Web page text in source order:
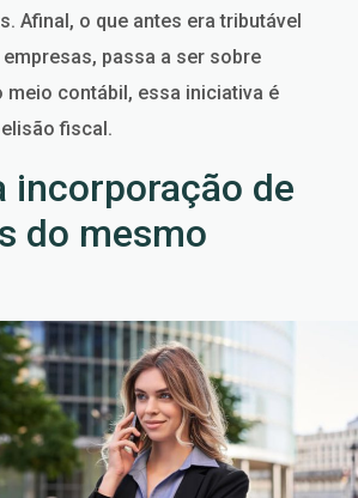
Afinal, o que antes era tributável
passa a ser sobre
meio contábil, essa iniciativa é
fiscal.
incorporação de
do mesmo